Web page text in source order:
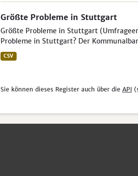
Größte Probleme in Stuttgart
Größte Probleme in Stuttgart
Probleme in Stuttgart? Der
CSV
Sie können dieses Register auch über die API